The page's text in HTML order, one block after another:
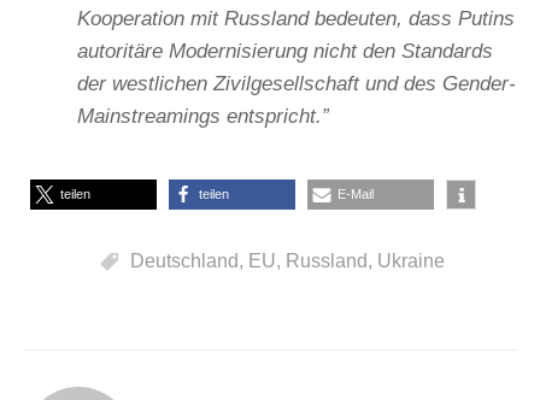
Kooperation mit Russland bedeuten, dass Putins
autoritäre Modernisierung nicht den Standards
der westlichen Zivilgesellschaft und des Gender-
Mainstreamings entspricht.”
teilen teilen E-Mail
Deutschland, EU, Russland, Ukraine